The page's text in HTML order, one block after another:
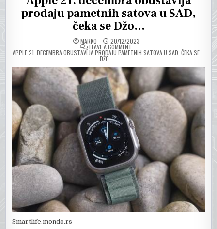
prodaju pametnih satova u SAD,
čeka se Džo…
MARKO 20/12/2023
LEAVE A COMMENTON
APPLE 21. DECEMBRA OBUSTAVLJA PRODAJU PAMETNIH SATOVA U SAD, ČEKA SE
DŽO…
Smartlife.mondo.rs